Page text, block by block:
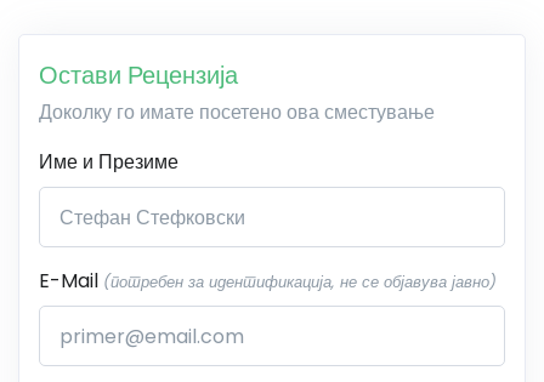
Остави Рецензија
Доколку го имате посетено ова сместување
Име и Презиме
E-Mail (потребен за идентификација, не се објавува јавно)